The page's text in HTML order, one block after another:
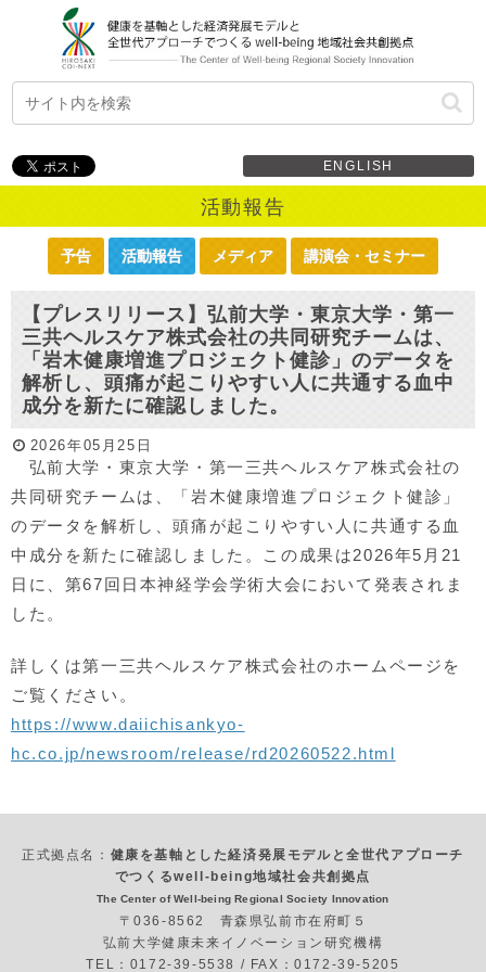
ENGLISH
活動報告
予告 活動報告 メディア 講演会・セミナー
【プレスリリース】弘前大学・東京大学・第一
三共ヘルスケア株式会社の共同研究チームは、
「岩木健康増進プロジェクト健診」のデータを
解析し、頭痛が起こりやすい人に共通する血中
成分を新たに確認しました。
2026年05月25日
弘前大学・東京大学・第一三共ヘルスケア株式会社の
共同研究チームは、「岩木健康増進プロジェクト健診」
のデータを解析し、頭痛が起こりやすい人に共通する血
中成分を新たに確認しました。この成果は2026年5月21
日に、第67回日本神経学会学術大会において発表されま
した。
詳しくは第一三共ヘルスケア株式会社のホームページを
ご覧ください。
https://www.daiichisankyo-
hc.co.jp/newsroom/release/rd20260522.html
正式拠点名： 健康を基軸とした経済発展モデルと全世代アプローチ
でつくるwell-being地域社会共創拠点
The Center of Well-being Regional Society Innovation
〒036-8562 青森県弘前市在府町５
弘前大学健康未来イノベーション研究機構
TEL：0172-39-5538 / FAX：0172-39-5205